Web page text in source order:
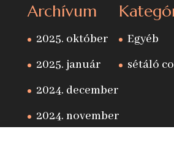
Archívum
2025. október
2025. január
2024. december
2024. november
Egyéb
sétáló